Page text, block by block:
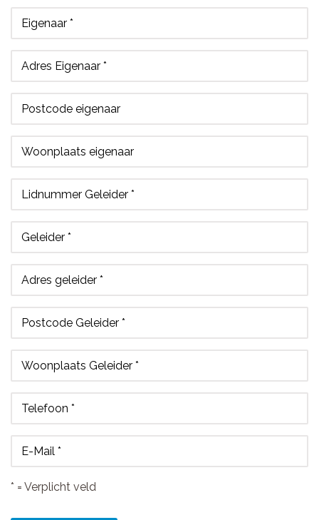
Eigenaar *
Adres Eigenaar *
Postcode eigenaar
Woonplaats eigenaar
Lidnummer Geleider *
Geleider *
Adres geleider *
Postcode Geleider *
Woonplaats Geleider *
Telefoon *
E-Mail *
* = Verplicht veld